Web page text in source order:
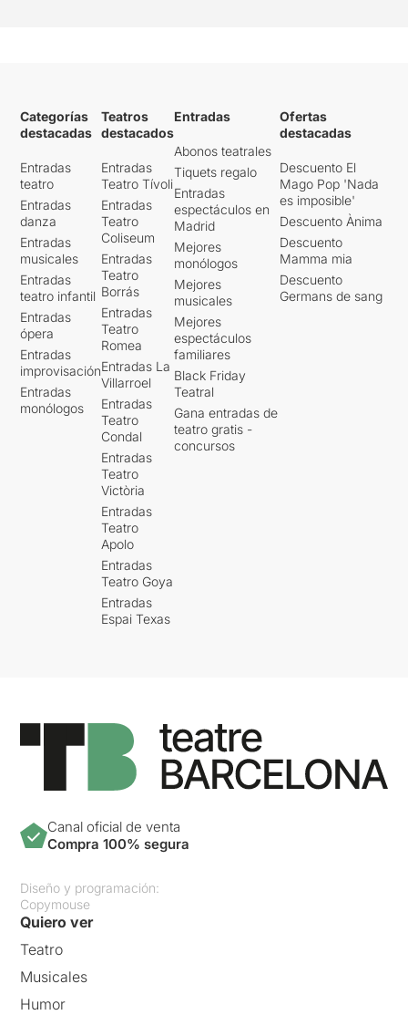
Categorías
destacadas
Entradas
teatro
Entradas
danza
Entradas
musicales
Entradas
teatro infantil
Entradas
ópera
Entradas
improvisación
Entradas
monólogos
Teatros
destacados
Entradas
Teatro Tívoli
Entradas
Teatro
Coliseum
Entradas
Teatro
Borrás
Entradas
Teatro
Romea
Entradas La
Villarroel
Entradas
Teatro
Condal
Entradas
Teatro
Victòria
Entradas
Teatro
Apolo
Entradas
Teatro Goya
Entradas
Espai Texas
Entradas
Abonos teatrales
Tiquets regalo
Entradas
espectáculos en
Madrid
Mejores
monólogos
Mejores
musicales
Mejores
espectáculos
familiares
Black Friday
Teatral
Gana entradas de
teatro gratis -
concursos
Ofertas
destacadas
Descuento El
Mago Pop 'Nada
es imposible'
Descuento Ànima
Descuento
Mamma mia
Descuento
Germans de sang
Canal oficial de venta
Compra 100% segura
Diseño y programación:
Copymouse
Quiero ver
Teatro
Musicales
Humor